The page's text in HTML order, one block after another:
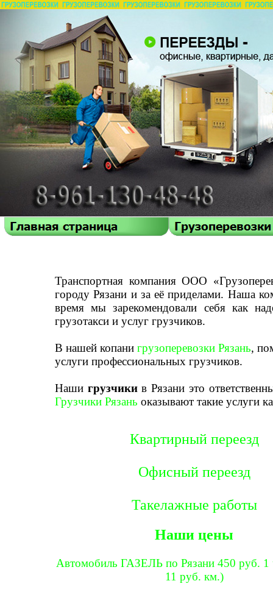
Транспортная компания ООО
городу Рязани и за её приделами. Наша
время мы зарекомендовали себя как
грузотакси и услуг грузчиков.
В нашей копани грузоперевозки Рязань,
услуги профессиональных грузчиков.
Наши грузчикив Рязани это
Грузчики Рязань оказывают такие услуги
Квартирный переезд
Офисный переезд
Такелажные работы
Наши цены
Автомобиль ГАЗЕЛЬ по Рязани 450 руб. 1
11 руб. км.)